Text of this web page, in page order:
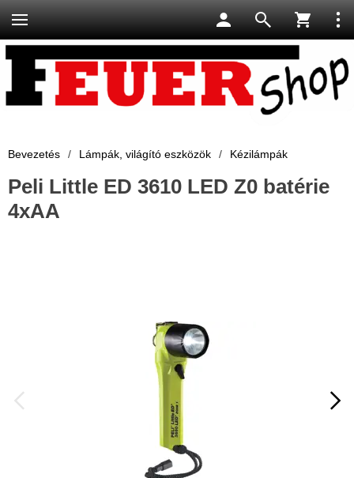
Bevezetés / Lámpák, világító eszközök / Kézilámpák
Peli Little ED 3610 LED Z0 batérie
4xAA